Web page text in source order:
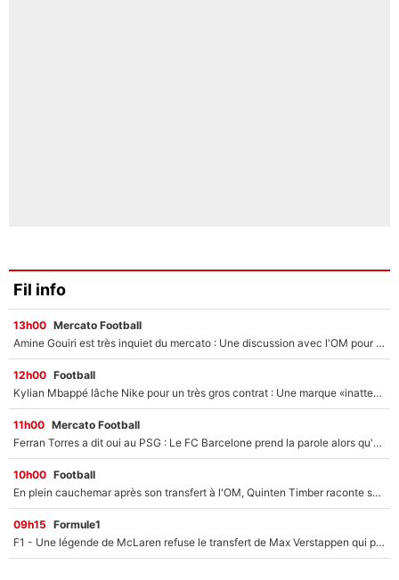
Fil info
13h00 Mercato Football
Amine Gouiri est très inquiet du mercato : Une discussion avec l'OM pour acter son transfert !
12h00 Football
Kylian Mbappé lâche Nike pour un très gros contrat : Une marque «inattendue» va frapper très fort
11h00 Mercato Football
Ferran Torres a dit oui au PSG : Le FC Barcelone prend la parole alors qu'un transfert de l'attaquant espagnol prend forme
10h00 Football
En plein cauchemar après son transfert à l'OM, Quinten Timber raconte ses doutes après sa signature à Marseille
09h15 Formule1
F1 - Une légende de McLaren refuse le transfert de Max Verstappen qui pourrait «faire des vagues» et plomber l'ambiance dans l'équipe